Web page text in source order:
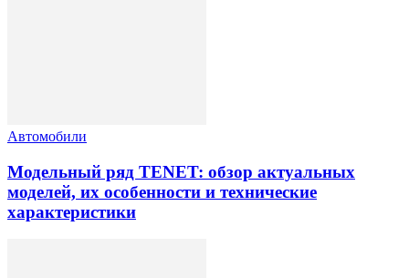
Автомобили
Модельный ряд TENET: обзор актуальных
моделей, их особенности и технические
характеристики